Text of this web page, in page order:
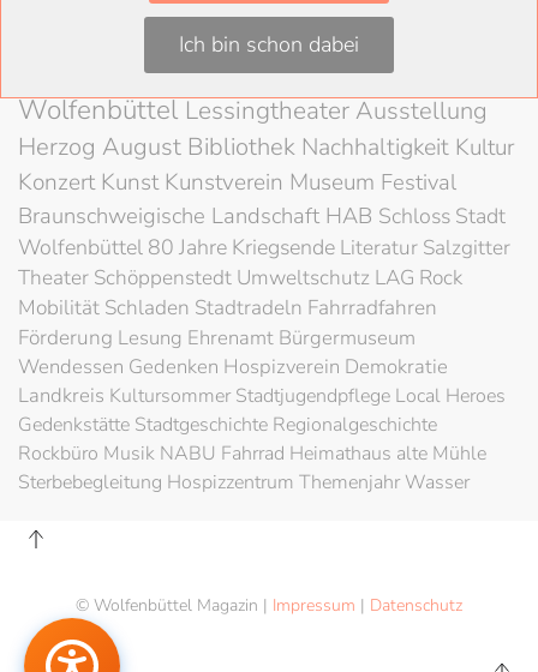
Wolfenbüttel
WolfenbüttelLessingtheater Ausstellung
Herzog August Bibliothek Nachhaltigkeit Kultur
KonzertKunstKunstverein Museum Festival
Braunschweigische Landschaft HAB Schloss Stadt
Wolfenbüttel 80 Jahre Kriegsende Literatur Salzgitter
Theater Schöppenstedt Umweltschutz LAG Rock
Mobilität Schladen Stadtradeln Fahrradfahren
Förderung Lesung Ehrenamt Bürgermuseum
Wendessen Gedenken Hospizverein Demokratie
Landkreis KultursommerStadtjugendpflege Local Heroes
Gedenkstätte Stadtgeschichte Regionalgeschichte
Rockbüro Musik NABU Fahrrad Heimathaus alte Mühle
Sterbebegleitung Hospizzentrum Themenjahr Wasser
© Wolfenbüttel Magazin | Impressum | Datenschutz
Ich bin schon dabei